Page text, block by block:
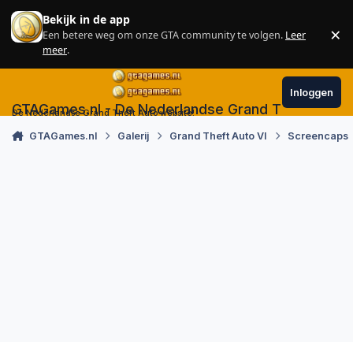
Skip to content
Bekijk in de app
Een betere weg om onze GTA community te volgen. Leer
meer.
×
GTAGames.nl - De Nederlandse Grand Theft Auto
De Nederlandse Grand Theft Auto website!
Inloggen
GTAGames.nl Galerij Grand Theft Auto VI Screencaps